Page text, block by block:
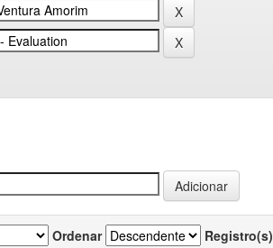
Ordenar Registro(s)